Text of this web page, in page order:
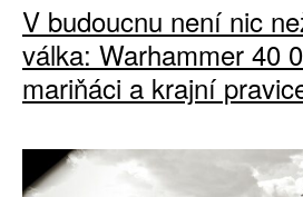
V budoucnu není nic
válka: Warhammer 40
mariňáci a krajní